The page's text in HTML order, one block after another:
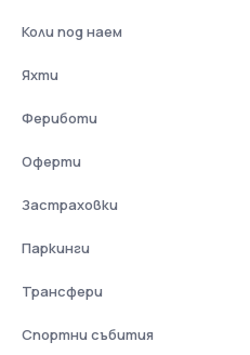
Коли под наем
Яхти
Фериботи
Оферти
Застраховки
Паркинги
Трансфери
Спортни събития